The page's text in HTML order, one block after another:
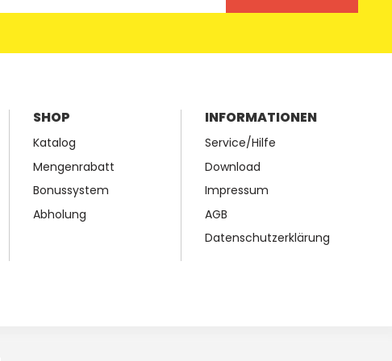
SHOP
Katalog
Mengenrabatt
Bonussystem
Abholung
INFORMATIONEN
Service/Hilfe
Download
Impressum
AGB
Datenschutzerklärung